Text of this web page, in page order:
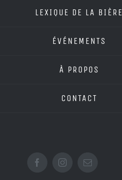
LEXIQUE DE LA BIÈRE
ÉVÉNEMENTS
À PROPOS
CONTACT
FacebookInstagramEmail